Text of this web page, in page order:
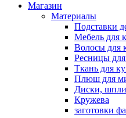
Магазин
Материалы
Подставки
Мебель для
Волосы для
Ресницы
Ткань для
Плюш для
Диски,
Кружева
заготовки